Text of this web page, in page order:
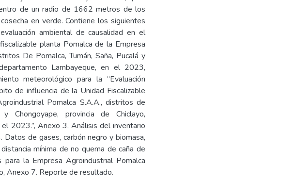
de un radio de 1662 metros de los
en verde. Contiene los siguientes
ambiental de causalidad en el
planta Pomalca de la Empresa
De Pomalca, Tumán, Saña, Pucalá y
Lambayeque, en el 2023,
meteorológico para la “Evaluación
de influencia de la Unidad Fiscalizable
Pomalca S.A.A., distritos de
Chongoyape, provincia de Chiclayo,
2023.”, Anexo 3. Análisis del inventario
de gases, carbón negro y biomasa,
mínima de no quema de caña de
la Empresa Agroindustrial Pomalca
Anexo 7. Reporte de resultado.